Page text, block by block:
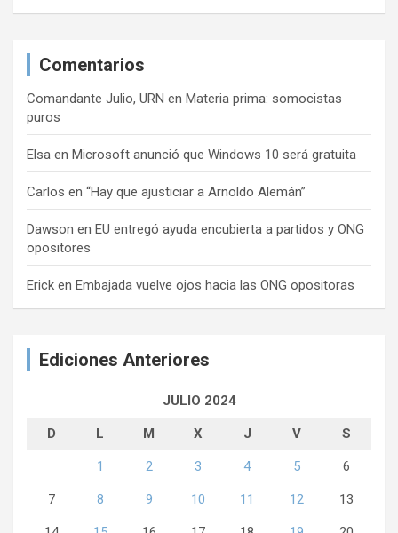
Comentarios
Comandante Julio, URN en Materia prima: somocistas
puros
Elsa en Microsoft anunció que Windows 10 será gratuita
Carlos en “Hay que ajusticiar a Arnoldo Alemán”
Dawson en EU entregó ayuda encubierta a partidos y ONG
opositores
Erick en Embajada vuelve ojos hacia las ONG opositoras
Ediciones Anteriores
JULIO 2024
D L M X J V S
1 2 3 4 5 6
7 8 9 10 11 12 13